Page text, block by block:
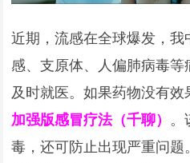
近期，流感在全球爆发，
感、支原体、人偏肺病毒等
及时就医。如果药物没有
加强版感冒疗法（千聊） 。
毒，还可防止出现严重问